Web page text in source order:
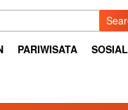
PARIWISATA SOSIAL